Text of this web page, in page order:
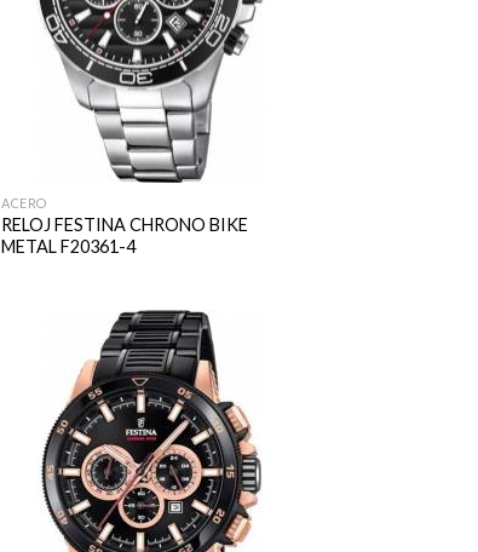
ACERO
RELOJ FESTINA CHRONO BIKE
METAL F20361-4